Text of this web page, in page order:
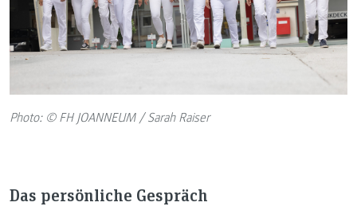
Photo: © FH JOANNEUM / Sarah Raiser
Das persönliche Gespräch